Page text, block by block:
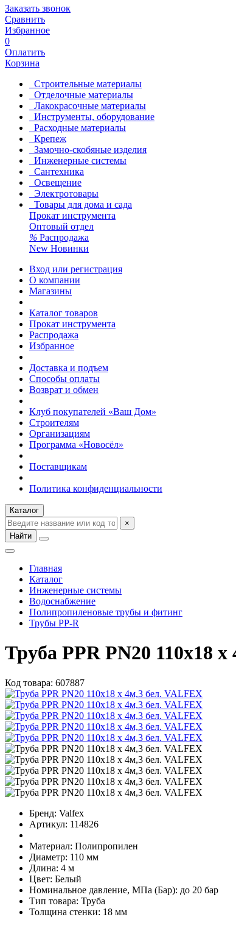
Заказать звонок
Сравнить
Избранное
0
Оплатить
Корзина
Строительные материалы
Отделочные материалы
Лакокрасочные материалы
Инструменты, оборудование
Расходные материалы
Крепеж
Замочно-скобяные изделия
Инженерные системы
Сантехника
Освещение
Электротовары
Товары для дома и сада
Прокат инструмента
Оптовый отдел
% Распродажа
New Новинки
Вход или регистрация
О компании
Магазины
Каталог товаров
Прокат инструмента
Распродажа
Избранное
Доставка и подъем
Способы оплаты
Возврат и обмен
Клуб покупателей «Ваш Дом»
Строителям
Организациям
Программа «Новосёл»
Поставщикам
Политика конфиденциальности
Каталог
×
Найти
Главная
Каталог
Инженерные системы
Водоснабжение
Полипропиленовые трубы и фитинг
Трубы PP-R
Труба PPR PN20 110х18
Код товара: 607887
Бренд: Valfex
Артикул: 114826
Материал: Полипропилен
Диаметр: 110 мм
Длина: 4 м
Цвет: Белый
Номинальное давление, МПа (Бар): до 20 бар
Тип товара: Труба
Толщина стенки: 18 мм